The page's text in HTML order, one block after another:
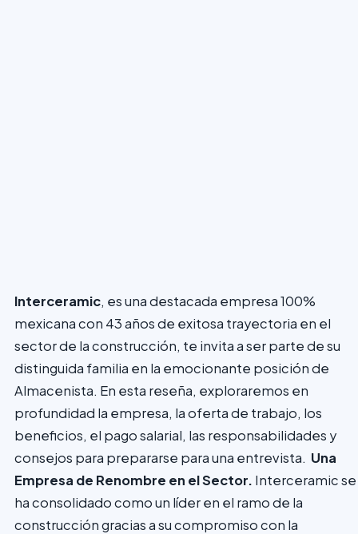
Interceramic, es una destacada empresa 100%
mexicana con 43 años de exitosa trayectoria en el
sector de la construcción, te invita a ser parte de su
distinguida familia en la emocionante posición de
Almacenista. En esta reseña, exploraremos en
profundidad la empresa, la oferta de trabajo, los
beneficios, el pago salarial, las responsabilidades y
consejos para prepararse para una entrevista. Una
Empresa de Renombre en el Sector. Interceramic se
ha consolidado como un líder en el ramo de la
construcción gracias a su compromiso con la